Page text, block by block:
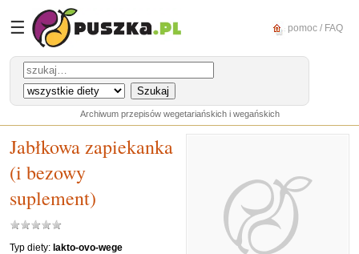
☰ pomoc / FAQ
Archiwum przepisów wegetariańskich i wegańskich
Jabłkowa zapiekanka
(i bezowy
suplement)
Typ diety: lakto-ovo-wege